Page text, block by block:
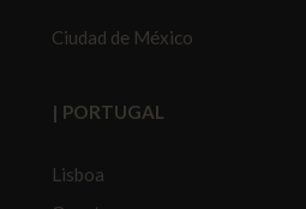
Ciudad de México
| PORTUGAL
Lisboa